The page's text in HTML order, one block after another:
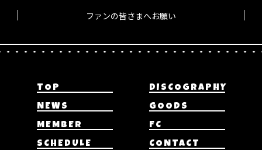
ファンの皆さまへお願い
TOP
DISCOGRAPHY
NEWS
GOODS
MEMBER
FC
SCHEDULE
CONTACT